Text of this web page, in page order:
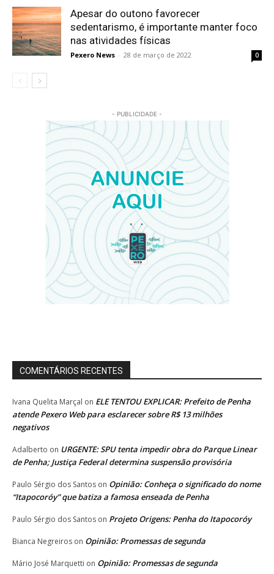
Apesar do outono favorecer
sedentarismo, é importante manter foco
nas atividades físicas
Pexero News - 28 de março de 2022 0
- PUBLICIDADE -
COMENTÁRIOS RECENTES
Ivana Quelita Marçal on ELE TENTOU EXPLICAR: Prefeito de Penha
atende Pexero Web para esclarecer sobre R$ 13 milhões
negativos
Adalberto on URGENTE: SPU tenta impedir obra do Parque Linear
de Penha; Justiça Federal determina suspensão provisória
Paulo Sérgio dos Santos on Opinião: Conheça o significado do nome
“Itapocoróy” que batiza a famosa enseada de Penha
Paulo Sérgio dos Santos on Projeto Origens: Penha do Itapocoróy
Bianca Negreiros on Opinião: Promessas de segunda
Mário José Marquetti on Opinião: Promessas de segunda